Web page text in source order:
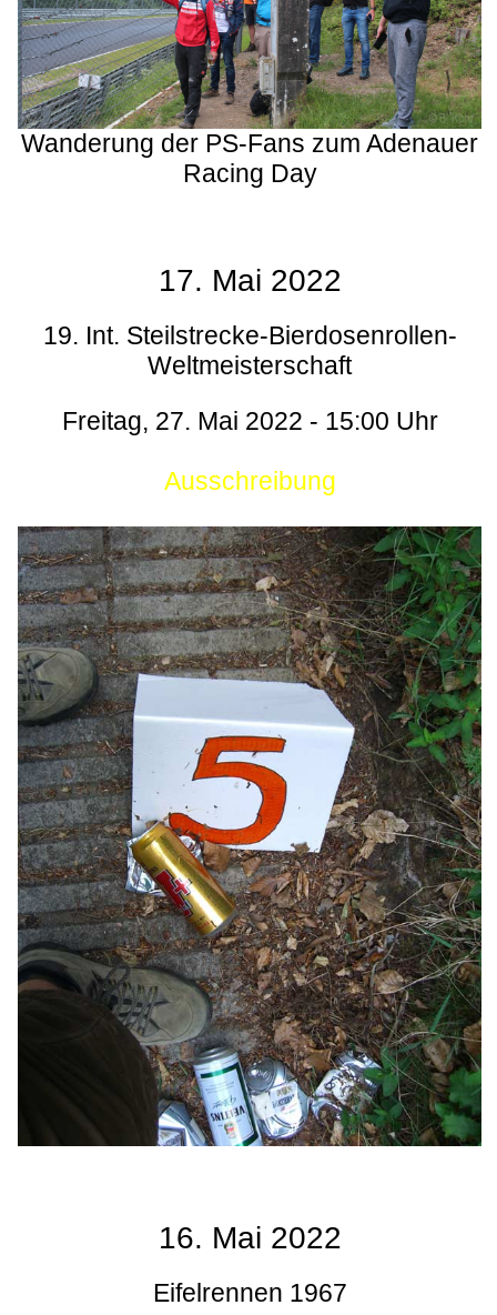
Wanderung der PS-Fans zum Adenauer
Racing Day
17. Mai 2022
19. Int. Steilstrecke-Bierdosenrollen-
Weltmeisterschaft
Freitag, 27. Mai 2022 - 15:00 Uhr
Ausschreibung
16. Mai 2022
Eifelrennen 1967